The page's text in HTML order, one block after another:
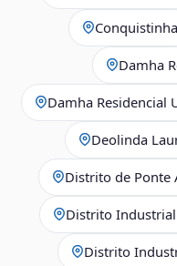
Conquistinha
Damha
Damha Residencial
Deolinda
Distrito de Ponte
Distrito
Distrito